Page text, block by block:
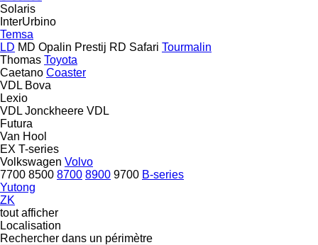
Solaris
InterUrbino
Temsa
LD MD Opalin Prestij RD Safari Tourmalin
Thomas Toyota
Caetano Coaster
VDL Bova
Lexio
VDL Jonckheere VDL
Futura
Van Hool
EX T-series
Volkswagen Volvo
7700 8500 8700 8900 9700 B-series
Yutong
ZK
tout afficher
Localisation
Rechercher dans un périmètre